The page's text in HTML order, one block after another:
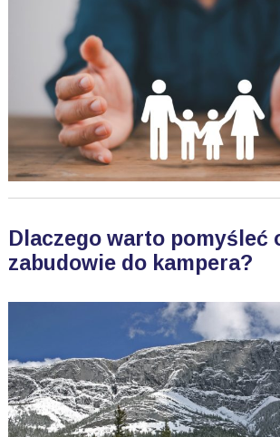
Dlaczego warto pomyśleć
zabudowie do kampera?